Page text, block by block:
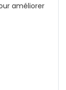
améliorer